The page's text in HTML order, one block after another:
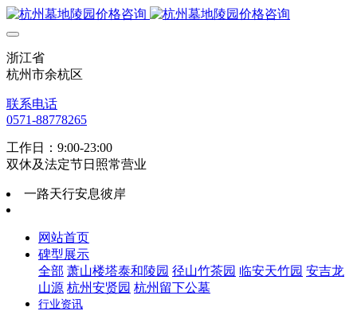
浙江省
杭州市余杭区
联系电话
0571-88778265
工作日：9:00-23:00
双休及法定节日照常营业
一路天行安息彼岸
网站首页
碑型展示
全部 萧山楼塔泰和陵园 径山竹茶园 临安天竹园 安吉龙
山源 杭州安贤园 杭州留下公墓
行业资讯